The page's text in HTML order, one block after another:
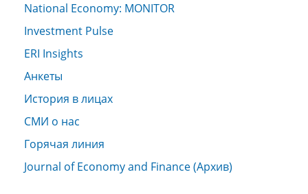
National Economy: MONITOR
Investment Pulse
ERI Insights
Анкеты
История в лицах
СМИ о нас
Горячая линия
Journal of Economy and Finance (Архив)